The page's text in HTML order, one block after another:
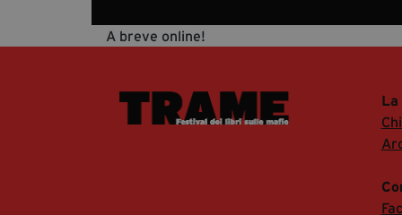
A breve online!
La